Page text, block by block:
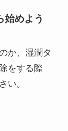
始めよう
か、湿潤タ
をする際
い。